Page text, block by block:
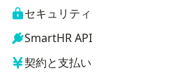
セキュリティ
SmartHR API
契約と支払い